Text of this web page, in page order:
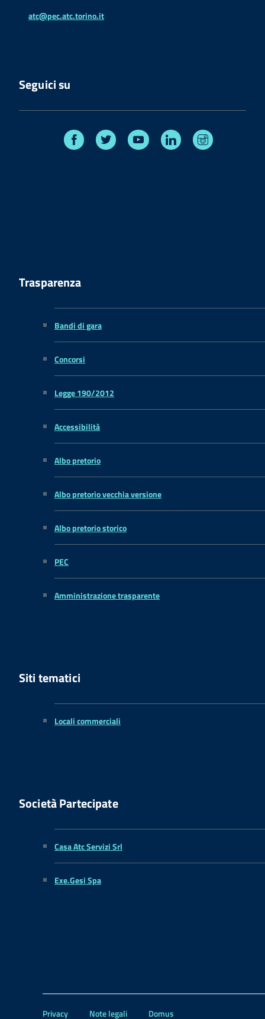
atc@pec.atc.torino.it
Seguici su
Facebook Twitter Youtube Linkedin
Trasparenza
Bandi di gara
Concorsi
Legge 190/2012
Accessibilità
Albo pretorio
Albo pretorio vecchia versione
Albo pretorio storico
PEC
Amministrazione trasparente
Siti tematici
Locali commerciali
Società Partecipate
Casa Atc Servizi Srl
Exe.Gesi Spa
Privacy Note legali Domus